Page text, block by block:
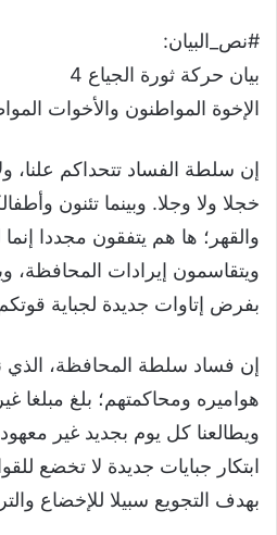
#نص_البيان:
بيان حركة ثورة الجياع 4
الإخوة المواطنون والأخوات
إن سلطة الفساد تتحداكم علنا،
خجلا ولا وجلا. وبينما تئنون
والقهر؛ ها هم يتفقون مجددا
ويتقاسمون إيرادات المحافظة،
بفرض إتاوات جديدة لجباية
إن فساد سلطة المحافظة، الذي
هواميره ومحاكمتهم؛ بلغ مبلغا
ويطالعنا كل يوم بجديد غير
ابتكار جبايات جديدة لا تخضع
بهدف التجويع سبيلا للإخضاع